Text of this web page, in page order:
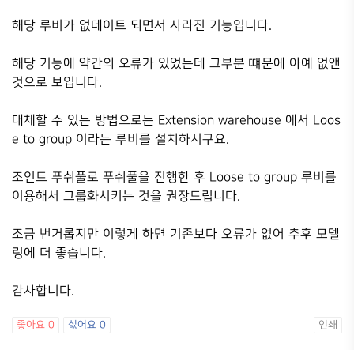
해당 루비가 없데이트 되면서 사라진 기능입니다.
해당 기능에 약간의 오류가 있었는데 그부분 떄문에 아예 없앤
것으로 보입니다.
대체할 수 있는 방법으로는 Extension warehouse 에서 Loos
e to group 이라는 루비를 설치하시구요.
조인트 푸쉬풀로 푸쉬풀을 진행한 후 Loose to group 루비를
이용해서 그룹화시키는 것을 권장드립니다.
조금 번거롭지만 이렇게 하면 기존보다 오류가 없어 추후 모델
링에 더 좋습니다.
감사합니다.
좋아요 0 싫어요 0 인쇄